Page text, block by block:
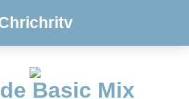
Basic Mix